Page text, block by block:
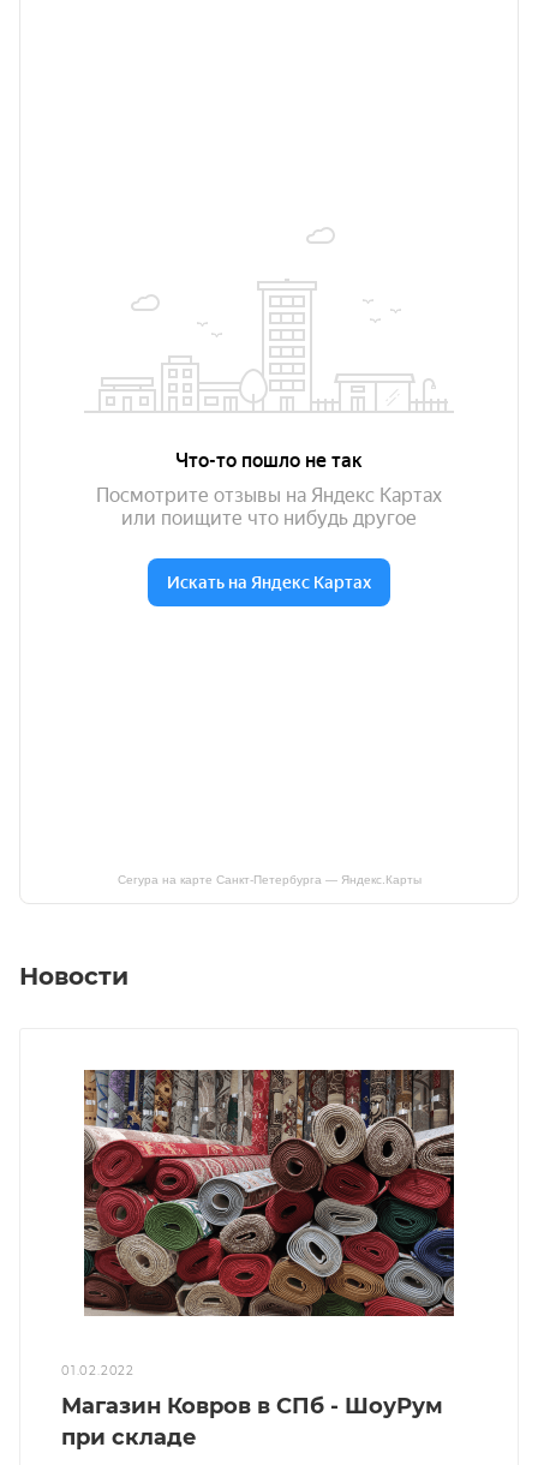
Сегура на карте Санкт‑Петербурга — Яндекс.Карты
Новости
01.02.2022
Магазин Ковров в СПб - ШоуРум
при складе